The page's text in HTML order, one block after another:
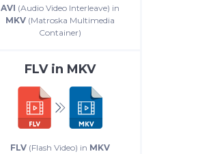
AVI (Audio Video Interleave) in
MKV (Matroska Multimedia
Container)
FLVin MKV
FLV (Flash Video) in MKV